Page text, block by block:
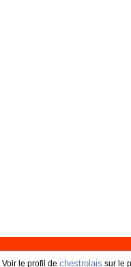
Voir le profil de chestrolais sur le